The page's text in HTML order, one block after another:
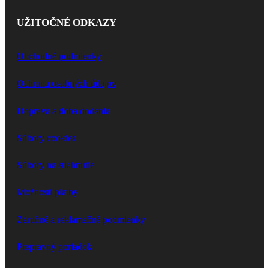
UŽITOČNÉ ODKAZY
Obchodné podmienky
Ochrana osobných údajov
Doprava a doba dodania
Súbory cookies
Súbory na stiahnutie
Možnosti platby
Záručné a reklamačné podmienky
Prepravný poriadok